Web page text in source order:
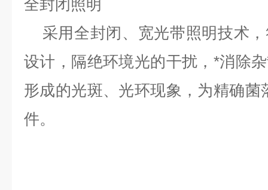
全封闭照明
采用全封闭、宽光带照明技术
设计，隔绝环境光的干扰，*消除
形成的光斑、光环现象，为精确
件。